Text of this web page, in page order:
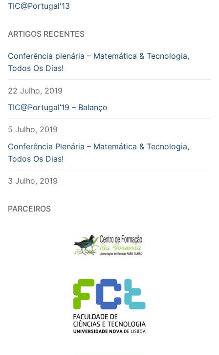
TIC@Portugal'13
ARTIGOS RECENTES
Conferência plenária – Matemática & Tecnologia,
Todos Os Dias!
22 Julho, 2019
TIC@Portugal’19 – Balanço
5 Julho, 2019
Conferência Plenária – Matemática & Tecnologia,
Todos Os Dias!
3 Julho, 2019
PARCEIROS